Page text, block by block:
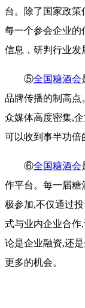
台。除了国家政策
每一个参会企业的
信息，研判行业发
⑤全国糖酒会
品牌传播的制高点
众媒体高度密集,
可以收到事半功倍
⑥全国糖酒会
作平台。每一届糖
极参加,不仅通过
式与业内企业合作
论是企业融资,还
更多的机会。